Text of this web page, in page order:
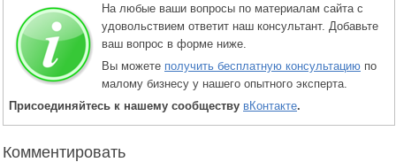
На любые ваши вопросы по материалам сайта с
удовольствием ответит наш консультант. Добавьте
ваш вопрос в форме ниже.
Вы можете получить бесплатную консультацию по
малому бизнесу у нашего опытного эксперта.
Присоединяйтесь к нашему сообществу вКонтакте.
Комментировать